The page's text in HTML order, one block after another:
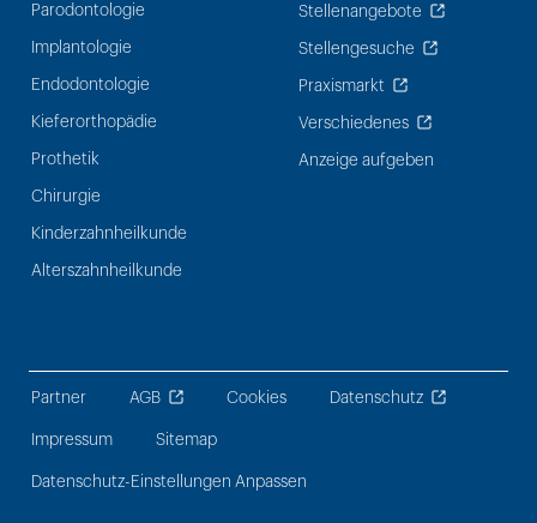
Parodontologie
Implantologie
Endodontologie
Kieferorthopädie
Prothetik
Chirurgie
Kinderzahnheilkunde
Alterszahnheilkunde
Stellenangebote
Stellengesuche
Praxismarkt
Verschiedenes
Anzeige aufgeben
Partner AGB Cookies Datenschutz
Impressum Sitemap
Datenschutz-Einstellungen Anpassen